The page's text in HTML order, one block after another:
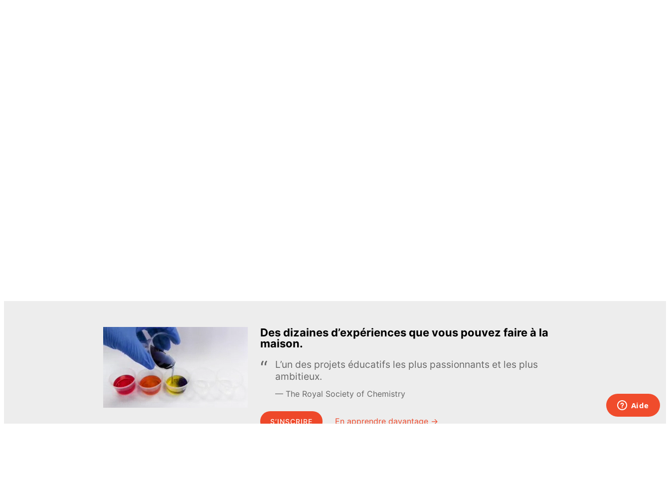
Des dizaines d’expériences que vous pouvez faire à la
maison.
L’un des projets éducatifs les plus passionnants et les plus
ambitieux.
The Royal Society of Chemistry
S’INSCRIRE En apprendre davantage →